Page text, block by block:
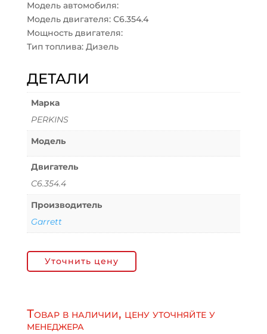
Модель автомобиля:
Модель двигателя: C6.354.4
Мощность двигателя:
Тип топлива: Дизель
ДЕТАЛИ
Марка
PERKINS
Модель
Двигатель
C6.354.4
Производитель
Garrett
Уточнить цену
Товар в наличии, цену уточняйте у
менеджера